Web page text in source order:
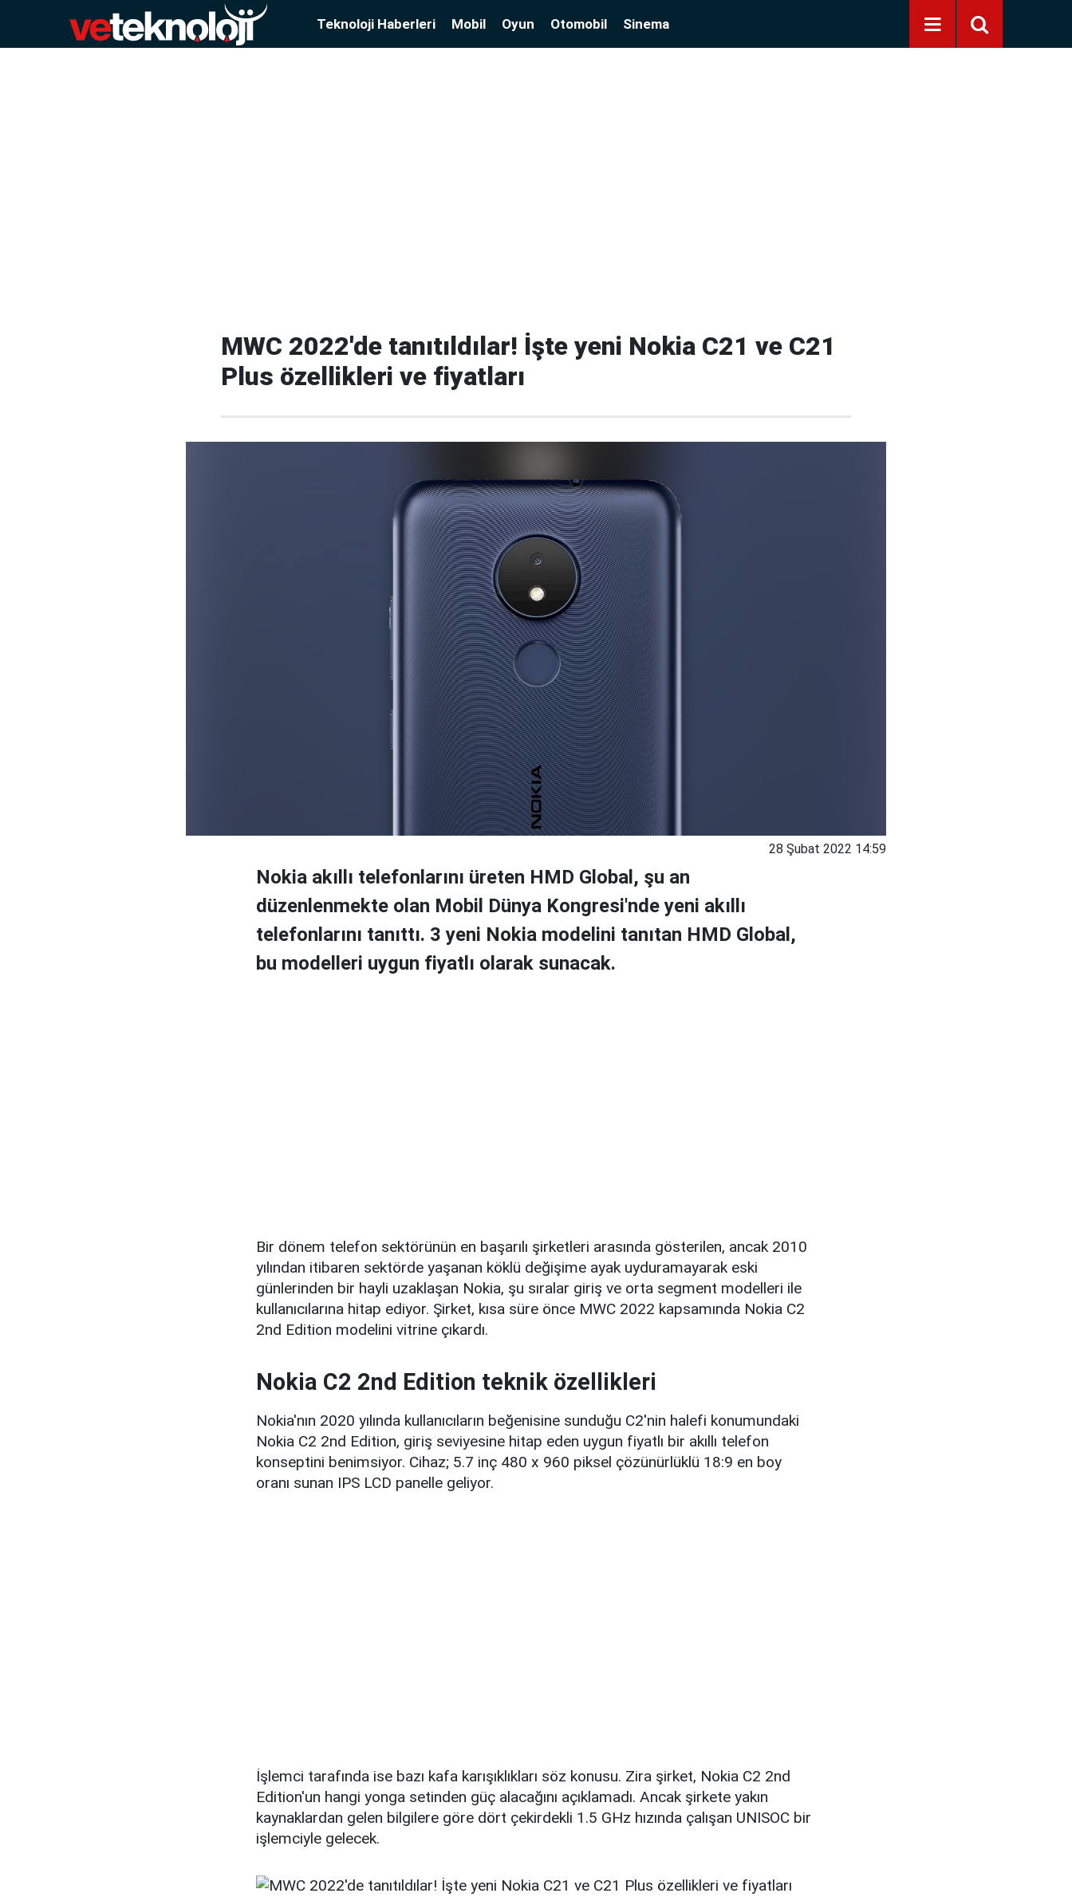
Teknoloji Haberleri Mobil Oyun Otomobil Sinema
MWC 2022'de tanıtıldılar! İşte yeni Nokia C21 ve C21
Plus özellikleri ve fiyatları
28 Şubat 2022 14:59
Nokia akıllı telefonlarını üreten HMD Global, şu an
düzenlenmekte olan Mobil Dünya Kongresi'nde yeni akıllı
telefonlarını tanıttı. 3 yeni Nokia modelini tanıtan HMD Global,
bu modelleri uygun fiyatlı olarak sunacak.
Bir dönem telefon sektörünün en başarılı şirketleri arasında gösterilen, ancak 2010
yılından itibaren sektörde yaşanan köklü değişime ayak uyduramayarak eski
günlerinden bir hayli uzaklaşan Nokia, şu sıralar giriş ve orta segment modelleri ile
kullanıcılarına hitap ediyor. Şirket, kısa süre önce MWC 2022 kapsamında Nokia C2
2nd Edition modelini vitrine çıkardı.
Nokia C2 2nd Edition teknik özellikleri
Nokia'nın 2020 yılında kullanıcıların beğenisine sunduğu C2'nin halefi konumundaki
Nokia C2 2nd Edition, giriş seviyesine hitap eden uygun fiyatlı bir akıllı telefon
konseptini benimsiyor. Cihaz; 5.7 inç 480 x 960 piksel çözünürlüklü 18:9 en boy
oranı sunan IPS LCD panelle geliyor.
İşlemci tarafında ise bazı kafa karışıklıkları söz konusu. Zira şirket, Nokia C2 2nd
Edition'un hangi yonga setinden güç alacağını açıklamadı. Ancak şirkete yakın
kaynaklardan gelen bilgilere göre dört çekirdekli 1.5 GHz hızında çalışan UNISOC bir
işlemciyle gelecek.